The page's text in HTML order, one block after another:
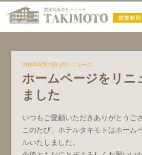
2010年04月19日 (月)| ニュース
ホームページをリニ
ました
いつもご愛顧いただきありがとうご
このたび、ホテルタキモトはホーム
ルいたしました。